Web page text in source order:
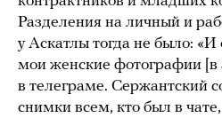
Разделения на личный и
у Аскатлы тогда не было:
мои женские фотографии [в
в телеграме. Сержантский
снимки всем, кто был в